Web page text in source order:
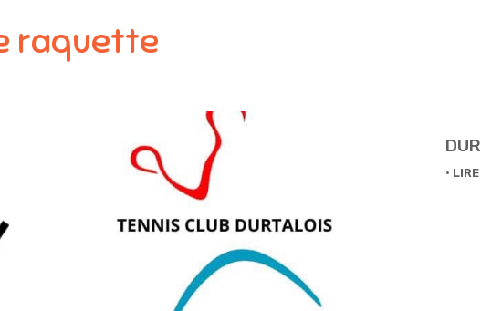
raquette